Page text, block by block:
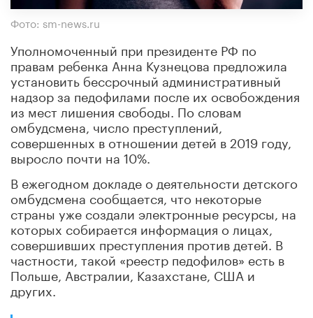
Фото: sm-news.ru
Уполномоченный при президенте РФ по
правам ребенка Анна Кузнецова предложила
установить бессрочный административный
надзор за педофилами после их освобождения
из мест лишения свободы. По словам
омбудсмена, число преступлений,
совершенных в отношении детей в 2019 году,
выросло почти на 10%.
В ежегодном докладе о деятельности детского
омбудсмена сообщается, что некоторые
страны уже создали электронные ресурсы, на
которых собирается информация о лицах,
совершивших преступления против детей. В
частности, такой «реестр педофилов» есть в
Польше, Австралии, Казахстане, США и
других.